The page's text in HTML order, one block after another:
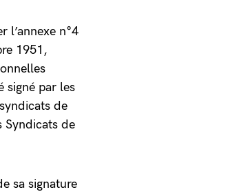
l’annexe n°4
1951,
signé par les
de
Syndicats de
sa signature